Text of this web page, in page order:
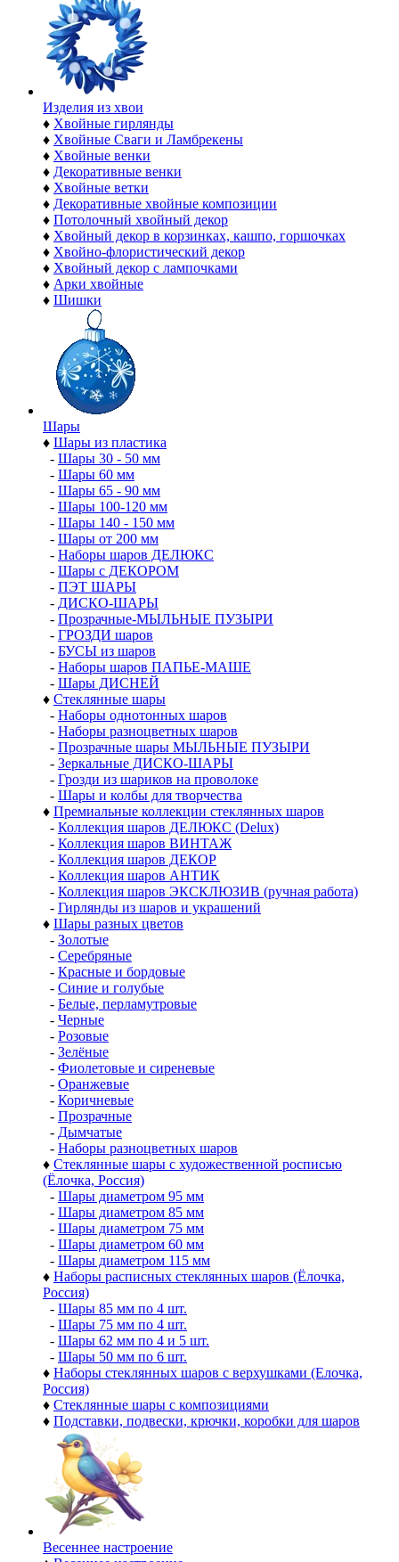
Изделия из хвои
♦ Хвойные гирлянды
♦ Хвойные Сваги и Ламбрекены
♦ Хвойные венки
♦ Декоративные венки
♦ Хвойные ветки
♦ Декоративные хвойные композиции
♦ Потолочный хвойный декор
♦ Хвойный декор в корзинках, кашпо, горшочках
♦ Хвойно-флористический декор
♦ Хвойный декор с лампочками
♦ Арки хвойные
♦ Шишки
Шары
♦ Шары из пластика
- Шары 30 - 50 мм
- Шары 60 мм
- Шары 65 - 90 мм
- Шары 100-120 мм
- Шары 140 - 150 мм
- Шары от 200 мм
- Наборы шаров ДЕЛЮКС
- Шары с ДЕКОРОМ
- ПЭТ ШАРЫ
- ДИСКО-ШАРЫ
- Прозрачные-МЫЛЬНЫЕ ПУЗЫРИ
- ГРОЗДИ шаров
- БУСЫ из шаров
- Наборы шаров ПАПЬЕ-МАШЕ
- Шары ДИСНЕЙ
♦ Стеклянные шары
- Наборы однотонных шаров
- Наборы разноцветных шаров
- Прозрачные шары МЫЛЬНЫЕ ПУЗЫРИ
- Зеркальные ДИСКО-ШАРЫ
- Грозди из шариков на проволоке
- Шары и колбы для творчества
♦ Премиальные коллекции стеклянных шаров
- Коллекция шаров ДЕЛЮКС (Delux)
- Коллекция шаров ВИНТАЖ
- Коллекция шаров ДЕКОР
- Коллекция шаров АНТИК
- Коллекция шаров ЭКСКЛЮЗИВ (ручная работа)
- Гирлянды из шаров и украшений
♦ Шары разных цветов
- Золотые
- Серебряные
- Красные и бордовые
- Синие и голубые
- Белые, перламутровые
- Черные
- Розовые
- Зелёные
- Фиолетовые и сиреневые
- Оранжевые
- Коричневые
- Прозрачные
- Дымчатые
- Наборы разноцветных шаров
♦ Стеклянные шары с художественной росписью
(Ёлочка, Россия)
- Шары диаметром 95 мм
- Шары диаметром 85 мм
- Шары диаметром 75 мм
- Шары диаметром 60 мм
- Шары диаметром 115 мм
♦ Наборы расписных стеклянных шаров (Ёлочка,
Россия)
- Шары 85 мм по 4 шт.
- Шары 75 мм по 4 шт.
- Шары 62 мм по 4 и 5 шт.
- Шары 50 мм по 6 шт.
♦ Наборы стеклянных шаров с верхушками (Елочка,
Россия)
♦ Стеклянные шары с композициями
♦ Подставки, подвески, крючки, коробки для шаров
Весеннее настроение